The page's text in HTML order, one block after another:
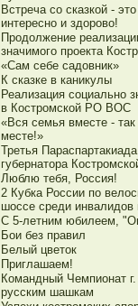
Встреча со сказкой -
интересно и здорово!
Продолжение
значимого проекта
«Сам себе садовник»
К сказке в каникулы
Реализация социально
в Костромской РО ВОС
«Вся семья вместе -
месте!»
Третья
губернатора
Люблю тебя, Россия!
2 Кубка России по
шоссе среди инвалидов
С 5-летним юбилеем,
Бои без правил
Белый цветок
Приглашаем!
Командный Чемпионат
русским шашкам